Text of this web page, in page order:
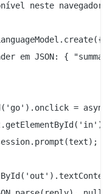
neste
em JSON: {
= async